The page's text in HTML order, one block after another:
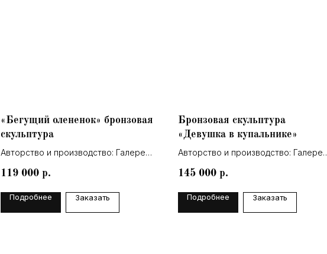
«Бегущий олененок» бронзовая
скульптура
Авторство и производство: Галерея
119 000 р.
Подробнее Заказать
Бронзовая скульптура
«Девушка в купальнике»
Авторство и производство: Галерея
145 000 р.
Подробнее Заказать